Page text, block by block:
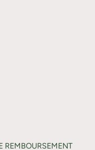
REMBOURSEMENT